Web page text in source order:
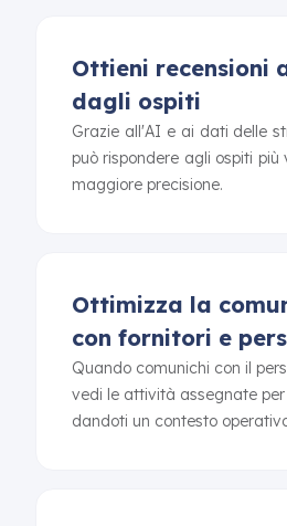
Ottieni recensioni
dagli ospiti
Grazie all'AI e ai dati delle
può rispondere agli ospiti più
maggiore precisione.
Ottimizza la
con fornitori e
Quando comunichi con il
vedi le attività assegnate
dandoti un contesto